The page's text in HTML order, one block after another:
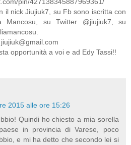
il nick Jiujiuk7, su Fb sono iscritta con
su Twitter @jiujiuk7, su
opportunità a voi e ad Edy Tassi!!
2015 alle ore 15:26
Quindi ho chiesto a mia sorella
in provincia di Varese, poco
e mi ha detto che secondo lei si